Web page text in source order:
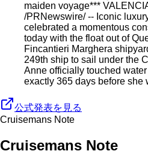
maiden voyage***
/PRNewswire/ -- Iconic
celebrated a momentous
today with the float out of
Fincantieri Marghera
249th ship to sail under the
Anne officially touched
exactly 365 days before
公式発表を見る
Cruisemans Note
Cruisemans Note